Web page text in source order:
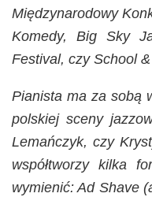
Międzynarodowy
Komedy, Big Sky
Festival, czy School
Pianista ma za sobą
polskiej sceny
Lemańczyk, czy
współtworzy kilka
wymienić: Ad Shave